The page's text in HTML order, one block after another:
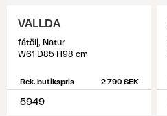
VALLDA
fåtölj, Natur
W61 D85 H98 cm
Rek. butikspris 2 790 SEK
5949